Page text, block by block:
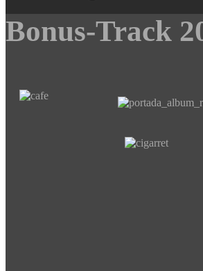
Bonus-Track